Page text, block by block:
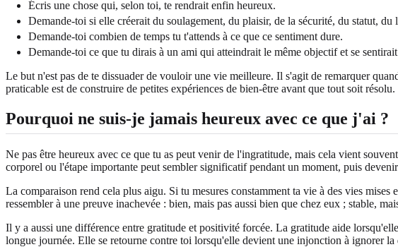
Écris une chose qui, selon toi, te rendrait enfin heureux.
Demande-toi si elle créerait du soulagement, du plaisir, de la sécurité, du statut, du
Demande-toi combien de temps tu t'attends à ce que ce sentiment dure.
Demande-toi ce que tu dirais à un ami qui atteindrait le même objectif et se
Le but n'est pas de te dissuader de vouloir une vie meilleure. Il s'agit de remarquer
praticable est de construire de petites expériences de bien-être avant que tout soit résolu.
Pourquoi ne suis-je jamais heureux avec ce que j'ai ?
Ne pas être heureux avec ce que tu as peut venir de l'ingratitude, mais cela vient
corporel ou l'étape importante peut sembler significatif pendant un moment, puis
La comparaison rend cela plus aigu. Si tu mesures constamment ta vie à des vies
ressembler à une preuve inachevée : bien, mais pas aussi bien que chez eux ; stable,
Il y a aussi une différence entre gratitude et positivité forcée. La gratitude aide
longue journée. Elle se retourne contre toi lorsqu'elle devient une injonction à ignorer la